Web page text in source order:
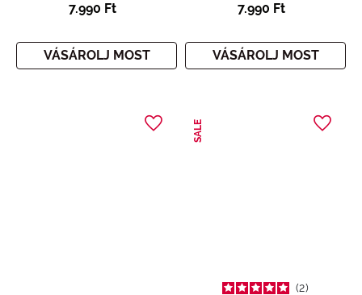
7.990 Ft
VÁSÁROLJ MOST
7.990 Ft
VÁSÁROLJ MOST
SALE
2